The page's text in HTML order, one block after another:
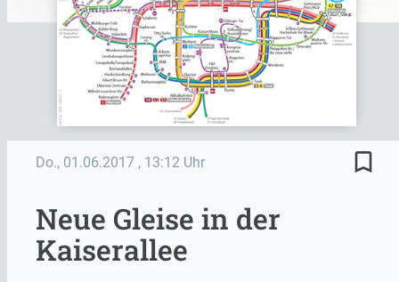
Do., 01.06.2017 , 13:12 Uhr bookmark_border
Neue Gleise in der
Kaiserallee